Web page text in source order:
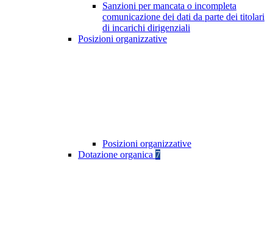
Sanzioni per mancata o incompleta
comunicazione dei dati da parte dei titolari
di incarichi dirigenziali
Posizioni organizzative
Posizioni organizzative
Dotazione organica 7